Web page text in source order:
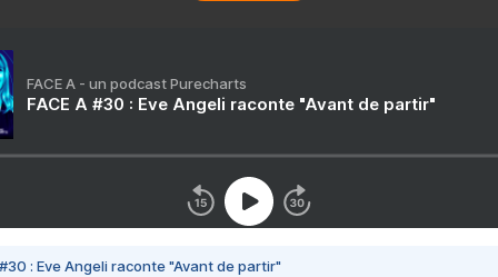
FACE A - un podcast Purecharts
FACE A #30 : Eve Angeli raconte "Avant de partir"
#30 : Eve Angeli raconte "Avant de partir"